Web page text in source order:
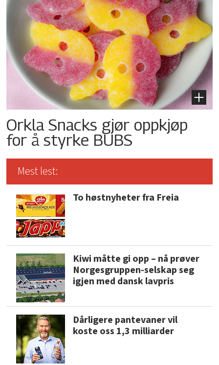
Orkla Snacks gjør oppkjøp
for å styrke BUBS
Mest lest:
To høstnyheter fra Freia
Kiwi måtte gi opp – nå prøver
Norgesgruppen-selskap seg
igjen med dansk lavpris
Dårligere pantevaner vil
koste oss 1,3 milliarder